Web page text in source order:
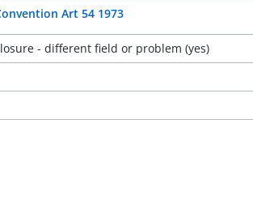
Art 54 1973
- different field or problem (yes)